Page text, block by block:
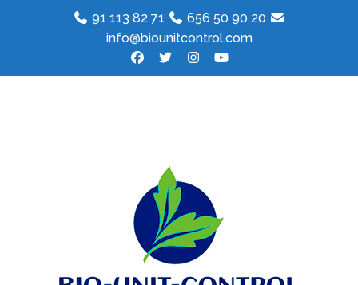
91 113 82 71
656 50 90 20
info@biounitcontrol.com